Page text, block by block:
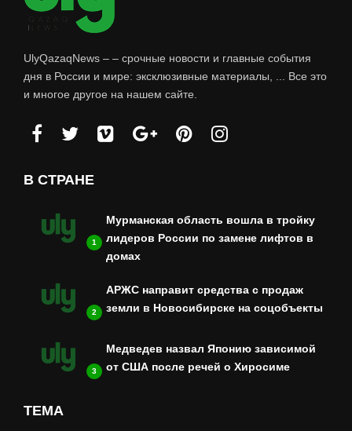
UlyQazaqNews – – срочные новости и главные события
дня в России и мире: эксклюзивные материалы, ... Все это
и многое другое на нашем сайте.
В СТРАНЕ
1
Мурманская область вошла в тройку
лидеров России по замене лифтов в
домах
2
АРЖС направит средства с продаж
земли в Новосибирске на соцобъекты
3
Медведев назвал Японию зависимой
от США после речей о Хиросиме
ТЕМА